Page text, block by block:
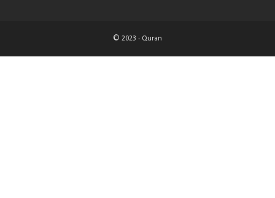
© 2023 - Quran